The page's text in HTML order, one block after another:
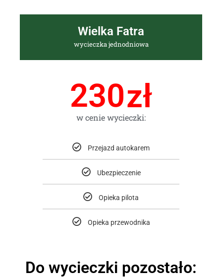
Wielka Fatra
wycieczka jednodniowa
230zł
w cenie wycieczki:
Przejazd autokarem
Ubezpieczenie
Opieka pilota
Opieka przewodnika
Do wycieczki pozostało: